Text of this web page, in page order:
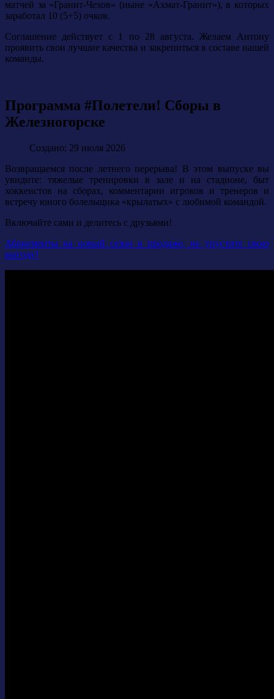
матчей за «Гранит-Чехов» (ныне «Ахмат-Гранит»), в которых
заработал 10 (5+5) очков.
Соглашение действует с 1 по 28 августа. Желаем Антону
проявить свои лучшие качества и закрепиться в составе нашей
команды.
Программа #Полетели! Сборы в
Железногорске
Создано: 29 июля 2026
Возвращаемся после летнего перерыва! В этом выпуске вы
увидите: тяжелые тренировки в зале и на стадионе, быт
хоккеистов на сборах, комментарии игроков и тренеров и
встречу юного болельщика «крылатых» с любимой командой.
Включайте сами и делитесь с друзьями!
Абонементы на новый сезон в продаже, не упустите свою
выгоду!